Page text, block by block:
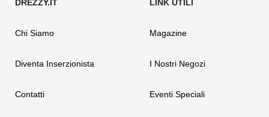
Chi Siamo
Diventa Inserzionista
Contatti
Magazine
I Nostri Negozi
Eventi Speciali